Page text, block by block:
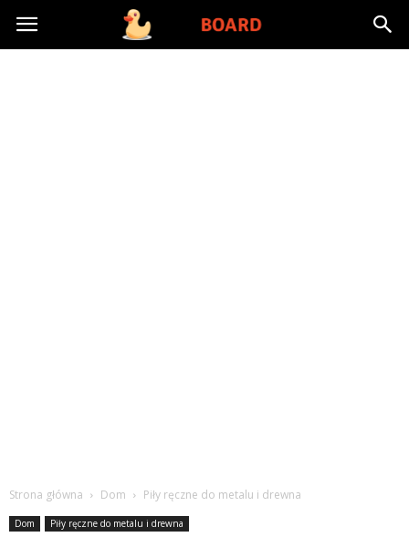
Toysboard.pl
Strona główna Dom Piły ręczne do metalu i drewna
Dom Piły ręczne do metalu i drewna